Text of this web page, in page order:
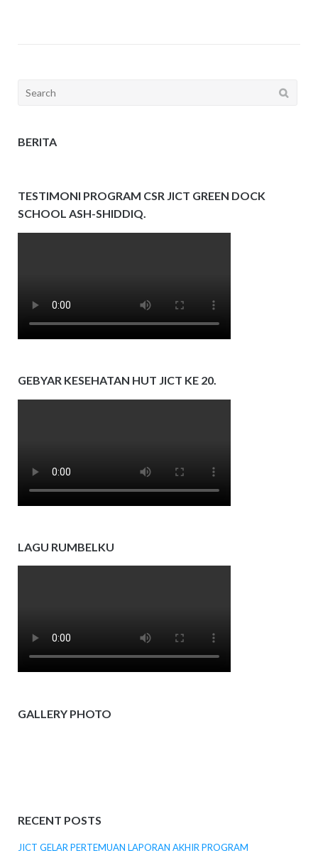
Search
BERITA
TESTIMONI PROGRAM CSR JICT GREEN DOCK
SCHOOL ASH-SHIDDIQ.
GEBYAR KESEHATAN HUT JICT KE 20.
LAGU RUMBELKU
GALLERY PHOTO
RECENT POSTS
JICT GELAR PERTEMUAN LAPORAN AKHIR PROGRAM